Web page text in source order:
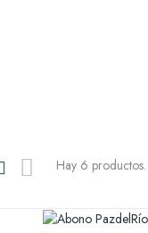
Hay 6 productos.